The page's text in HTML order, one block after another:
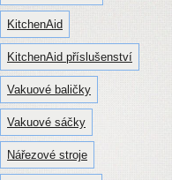
KitchenAid
KitchenAid příslušenství
Vakuové baličky
Vakuové sáčky
Nářezové stroje